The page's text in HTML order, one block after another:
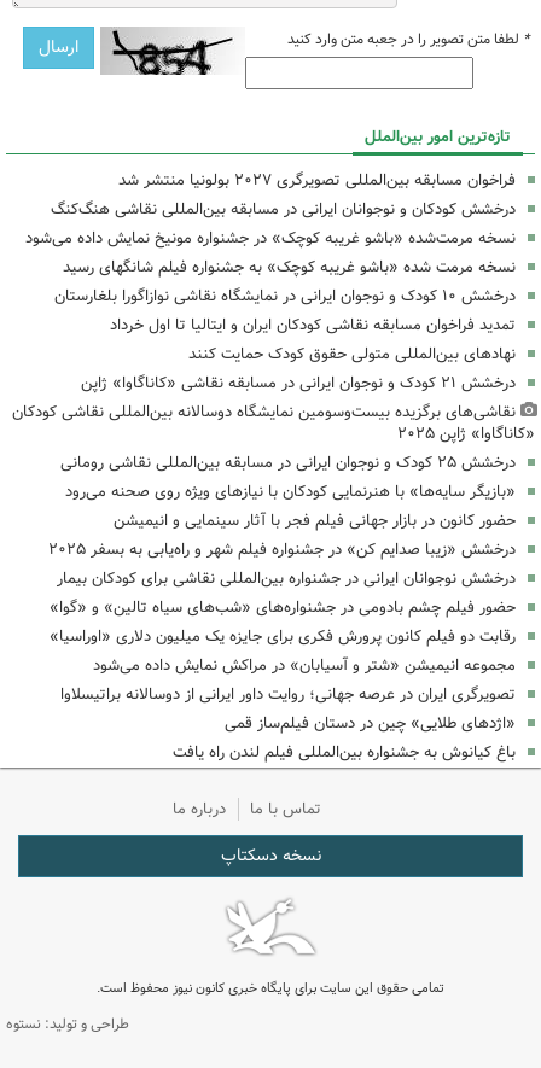
* لطفا متن تصویر را در جعبه متن وارد کنید
تازه‌ترین امور بین‌الملل
فراخوان مسابقه بین‌المللی تصویرگری ۲۰۲۷ بولونیا منتشر شد
درخشش کودکان و نوجوانان ایرانی در مسابقه بین‌المللی نقاشی هنگ‌کنگ
نسخه مرمت‌شده «باشو غریبه کوچک» در جشنواره مونیخ نمایش داده می‌شود
نسخه مرمت شده «باشو غریبه کوچک» به جشنواره فیلم شانگهای رسید
درخشش ۱۰ کودک و نوجوان ایرانی در نمایشگاه نقاشی نوازاگورا بلغارستان
تمدید فراخوان مسابقه نقاشی کودکان ایران و ایتالیا تا اول خرداد
نهادهای بین‌المللی متولی حقوق کودک‌ حمایت کنند
درخشش ۲۱ کودک و نوجوان ایرانی در مسابقه نقاشی «کاناگاوا» ژاپن
نقاشی‌های برگزیده بیست‌وسومین نمایشگاه دوسالانه بین‌المللی نقاشی کودکان
«کاناگاوا» ژاپن ۲۰۲۵
درخشش ۲۵ کودک و نوجوان ایرانی در مسابقه بین‌المللی نقاشی رومانی
«بازیگر سایه‌ها» با هنرنمایی کودکان با نیازهای ویژه روی صحنه می‌رود
حضور کانون در بازار جهانی فیلم فجر با آثار سینمایی و انیمیشن
درخشش «زیبا صدایم کن» در جشنواره فیلم شهر و راه‌یابی به بسفر ۲۰۲۵
درخشش نوجوانان ایرانی در جشنواره بین‌المللی نقاشی برای کودکان بیمار
حضور فیلم چشم بادومی در جشنواره‌های «شب‌های سیاه تالین» و «گوا»
رقابت دو فیلم کانون پرورش فکری برای جایزه یک میلیون دلاری «اوراسیا»
مجموعه انیمیشن «شتر و آسیابان» در مراکش نمایش داده می‌شود
تصویرگری ایران در عرصه جهانی؛ روایت داور ایرانی از دوسالانه براتیسلاوا
«اژدهای طلایی» چین در دستان فیلم‌ساز قمی
باغ کیانوش به جشنواره بین‌المللی فیلم لندن راه یافت
تماس با ما درباره ما
نسخه دسکتاپ
تمامی حقوق این سایت برای پایگاه خبری کانون نیوز محفوظ است.
طراحی و تولید: نستوه